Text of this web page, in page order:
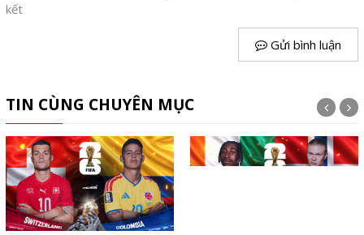
kết
Gửi bình luận
TIN CÙNG CHUYÊN MỤC